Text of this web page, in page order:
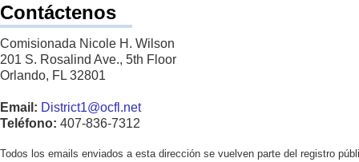
Contáctenos
Comisionada Nicole H. Wilson
201 S. Rosalind Ave., 5th Floor
Orlando, FL 32801
Email: District1@ocfl.net
Teléfono: 407-836-7312
Todos los emails enviados a esta dirección se vuelven parte del registro